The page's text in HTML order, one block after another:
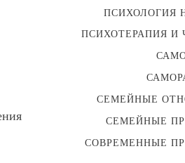
ПСИХОЛОГИЯ
ПСИХОТЕРАПИЯ И
СЕМЕЙНЫЕ
СЕМЕЙНЫЕ
СОВРЕМЕННЫЕ